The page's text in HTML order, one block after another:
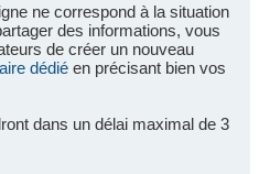
ne correspond à la situation
des informations, vous
de créer un nouveau
dédié en précisant bien vos
dans un délai maximal de 3